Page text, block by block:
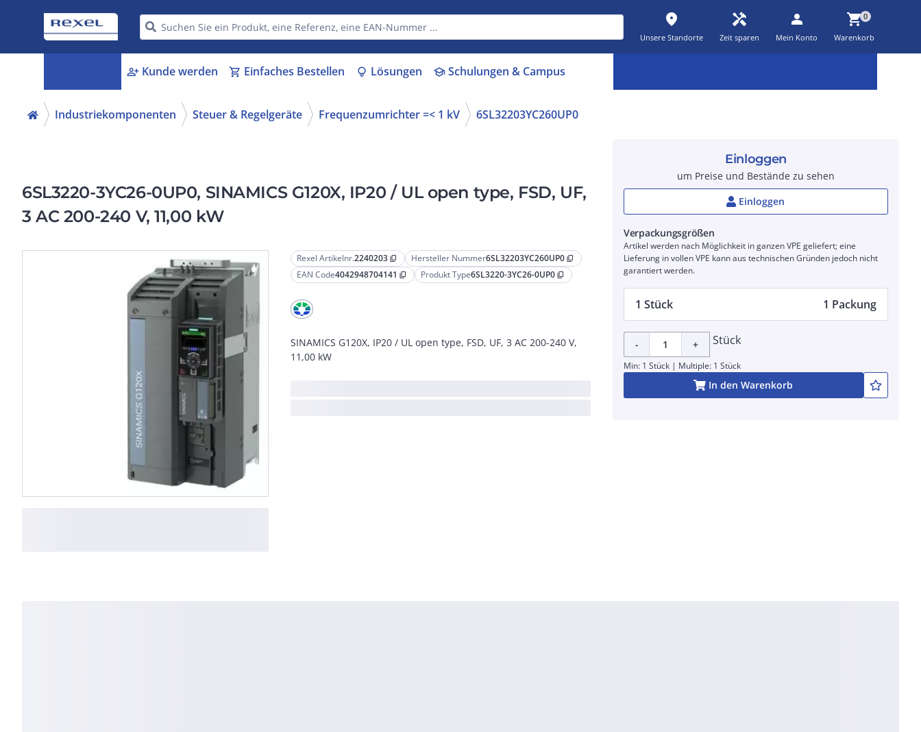
place
Unsere Standorte
handyman
Zeit sparen
person
Mein Konto
shopping_cart0
Warenkorb
person_add Kunde werden shopping_cart Einfaches Bestellen lightbulb Lösungen schoolSchulungen & Campus
Industriekomponenten Steuer & Regelgeräte Frequenzumrichter =< 1 kV 6SL32203YC260UP0
6SL3220-3YC26-0UP0, SINAMICS G120X, IP20 / UL open type, FSD, UF,
3 AC 200-240 V, 11,00 kW
Rexel Artikelnr.2240203 content_copy Hersteller Nummer6SL32203YC260UP0 content_copy
EAN Code4042948704141 content_copy Produkt Type6SL3220-3YC26-0UP0 content_copy
SINAMICS G120X, IP20 / UL open type, FSD, UF, 3 AC 200-240 V,
11,00 kW
Einloggen
um Preise und Bestände zu sehen
Einloggen
Verpackungsgrößen
Artikel werden nach Möglichkeit in ganzen VPE geliefert; eine
Lieferung in vollen VPE kann aus technischen Gründen jedoch nicht
garantiert werden.
1 Stück 1 Packung
- + Stück
Min: 1 Stück | Multiple: 1 Stück
In den Warenkorb